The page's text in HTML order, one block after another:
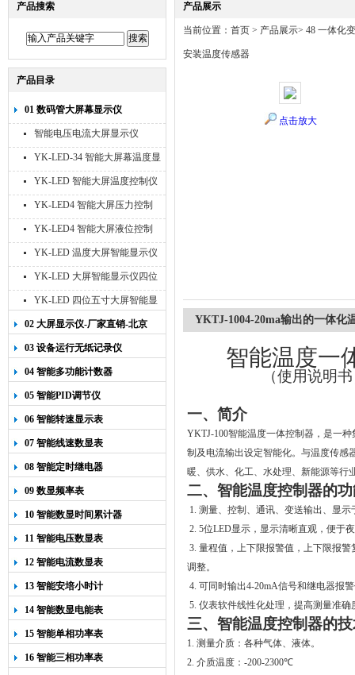
产品搜索
产品目录
01 数码管大屏幕显示仪
智能电压电流大屏显示仪
YK-LED-34 智能大屏幕温度显
示仪
YK-LED 智能大屏温度控制仪
YK-LED4 智能大屏压力控制
仪
YK-LED4 智能大屏液位控制
仪
YK-LED 温度大屏智能显示仪
四位十寸
YK-LED 大屏智能显示仪四位
八寸
YK-LED 四位五寸大屏智能显
示仪
02 大屏显示仪-厂家直销-北京
宇科泰吉
03 设备运行无纸记录仪
04 智能多功能计数器
05 智能PID调节仪
06 智能转速显示表
07 智能线速数显表
08 智能定时继电器
09 数显频率表
10 智能数显时间累计器
11 智能电压数显表
12 智能电流数显表
13 智能安培小时计
14 智能数显电能表
15 智能单相功率表
16 智能三相功率表
产品展示
当前位置： 首页 > 产品展示> 48 一体化
安装温度传感器
点击放大
YKTJ-1004-20ma输出的一体化
智能温度一
（使用说明书
一、简介
YKTJ-100智能温度一体控制器，是一
制及电流输出设定智能化。与温度传感
暖、供水、化工、水处理、新能源等行
二、智能温度控制器的
1. 测量、控制、通讯、变送输出、显示
2. 5位LED显示，显示清晰直观，便于
3. 量程值，上下限报警值，上下限报
调整。
4. 可同时输出4-20mA信号和继电器报
5. 仪表软件线性化处理，提高测量准确
三、智能温度控制器的
1. 测量介质：各种气体、液体。
2. 介质温度： -200-2300℃